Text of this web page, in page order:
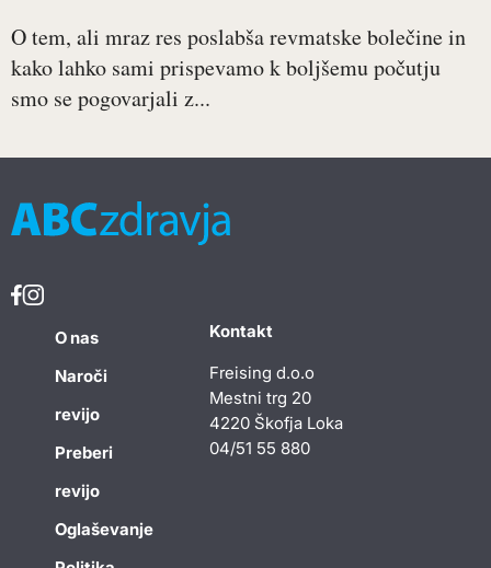
O tem, ali mraz res poslabša revmatske bolečine in
kako lahko sami prispevamo k boljšemu počutju
smo se pogovarjali z...
O nas
Naroči
revijo
Preberi
revijo
Oglaševanje
Kontakt
Freising d.o.o
Mestni trg 20
4220 Škofja Loka
04/51 55 880